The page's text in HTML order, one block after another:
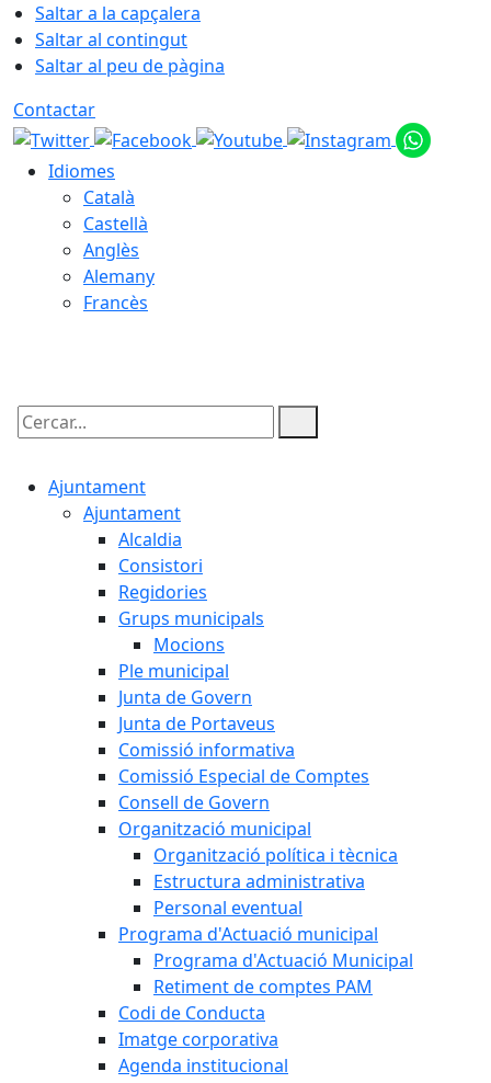
Saltar a la capçalera
Saltar al contingut
Saltar al peu de pàgina
Contactar
Idiomes
Català
Castellà
Anglès
Alemany
Francès
Cercar:
Ajuntament
Ajuntament
Alcaldia
Consistori
Regidories
Grups municipals
Mocions
Ple municipal
Junta de Govern
Junta de Portaveus
Comissió informativa
Comissió Especial de Comptes
Consell de Govern
Organització municipal
Organització política i tècnica
Estructura administrativa
Personal eventual
Programa d'Actuació municipal
Programa d'Actuació Municipal
Retiment de comptes PAM
Codi de Conducta
Imatge corporativa
Agenda institucional